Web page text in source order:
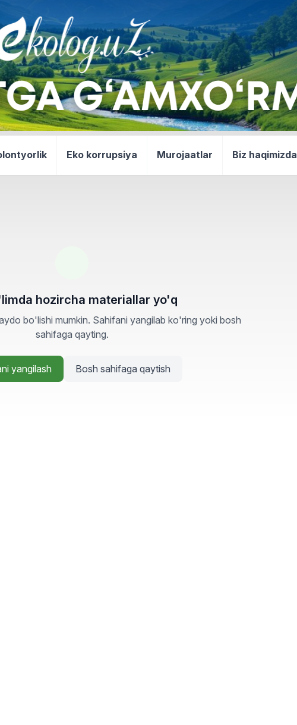
Eko korrupsiya Murojaatlar Biz haqimizda
hozircha materiallar yo'q
bo'lishi mumkin. Sahifani yangilab ko'ring yoki bosh
sahifaga qayting.
yangilash Bosh sahifaga qaytish